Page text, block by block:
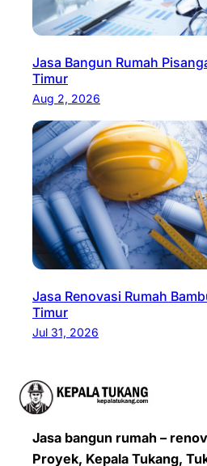
Jasa Bangun Rumah
Timur
Aug 2, 2026
Jasa Renovasi Rumah
Timur
Jul 31, 2026
Jasa bangun rumah –
Proyek, Kepala Tukang,